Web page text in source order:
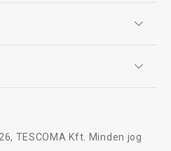
TESCOMA Kft. Minden jog